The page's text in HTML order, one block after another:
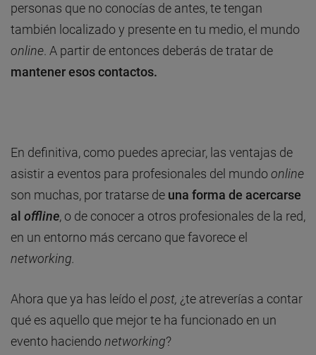
personas que no conocías de antes, te tengan
también localizado y presente en tu medio, el mundo
online . A partir de entonces deberás de tratar de
mantener esos contactos.
En definitiva, como puedes apreciar, las ventajas de
asistir a eventos para profesionales del mundoonline
son muchas, por tratarse de una forma de acercarse
al offline, o de conocer a otros profesionales de la red,
en un entorno más cercano que favorece el
networking.
Ahora que ya has leído el post, ¿te atreverías a contar
qué es aquello que mejor te ha funcionado en un
evento haciendonetworking?